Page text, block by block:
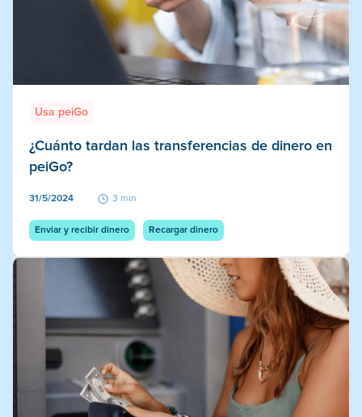
Usa peiGo
¿Cuánto tardan las transferencias de dinero en
peiGo?
31/5/2024 3 min
Enviar y recibir dinero Recargar dinero